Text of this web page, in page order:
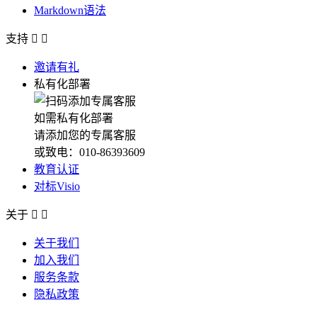
Markdown语法
支持  
邀请有礼
私有化部署
如需私有化部署
请添加您的专属客服
或致电：010-86393609
教育认证
对标Visio
关于  
关于我们
加入我们
服务条款
隐私政策